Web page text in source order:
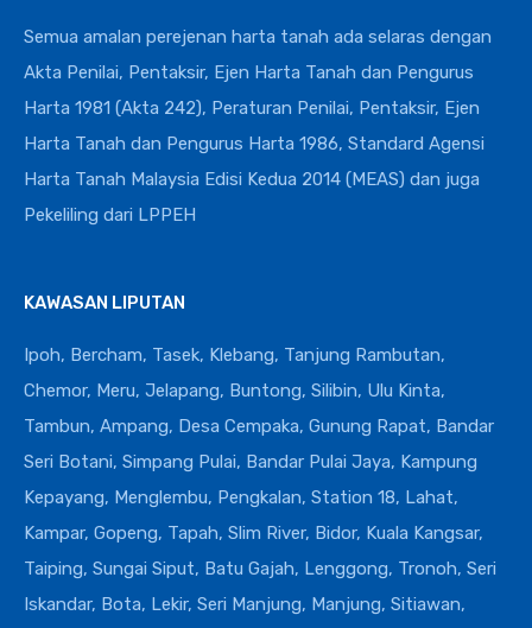
Semua amalan perejenan harta tanah ada selaras dengan
Akta Penilai, Pentaksir, Ejen Harta Tanah dan Pengurus
Harta 1981 (Akta 242), Peraturan Penilai, Pentaksir, Ejen
Harta Tanah dan Pengurus Harta 1986, Standard Agensi
Harta Tanah Malaysia Edisi Kedua 2014 (MEAS) dan juga
Pekeliling dari LPPEH
KAWASAN LIPUTAN
Ipoh, Bercham, Tasek, Klebang, Tanjung Rambutan,
Chemor, Meru, Jelapang, Buntong, Silibin, Ulu Kinta,
Tambun, Ampang, Desa Cempaka, Gunung Rapat, Bandar
Seri Botani, Simpang Pulai, Bandar Pulai Jaya, Kampung
Kepayang, Menglembu, Pengkalan, Station 18, Lahat,
Kampar, Gopeng, Tapah, Slim River, Bidor, Kuala Kangsar,
Taiping, Sungai Siput, Batu Gajah, Lenggong, Tronoh, Seri
Iskandar, Bota, Lekir, Seri Manjung, Manjung, Sitiawan,